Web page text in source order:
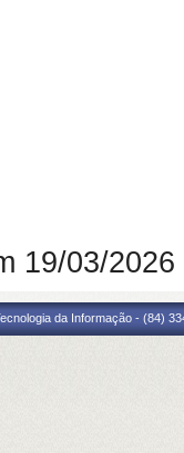
19/03/
da Informação - (84)